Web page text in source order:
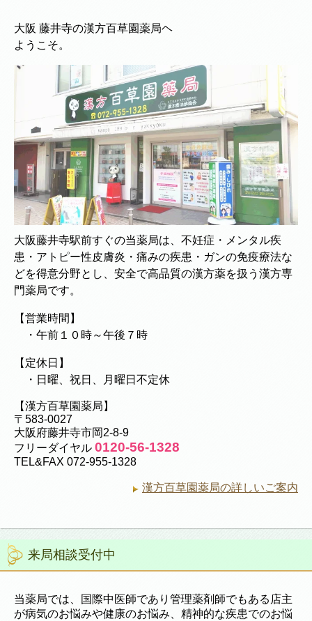
大阪 藤井寺の漢方百草園薬局ヘ
ようこそ。
大阪藤井寺駅前すぐの当薬局は、不妊症・メンタル疾
患・アトピー性皮膚炎・痛みの疾患・ガンの免疫療法な
どを得意分野とし、安全で高品質の漢方薬を扱う漢方専
門薬局です。
【営業時間】
・午前１０時～午後７時
【定休日】
・日曜、祝日、月曜日不定休
【漢方百草園薬局】
〒583-0027
大阪府藤井寺市岡2-8-9
フリーダイヤル 0120-56-1328
TEL&FAX 072-955-1328
漢方百草園薬局の詳しいご案内
来局相談受付中
当薬局では、国際中医師であり管理薬剤師でもある店主
が病気のお悩みや健康のお悩み、精神的な疾患でのお悩